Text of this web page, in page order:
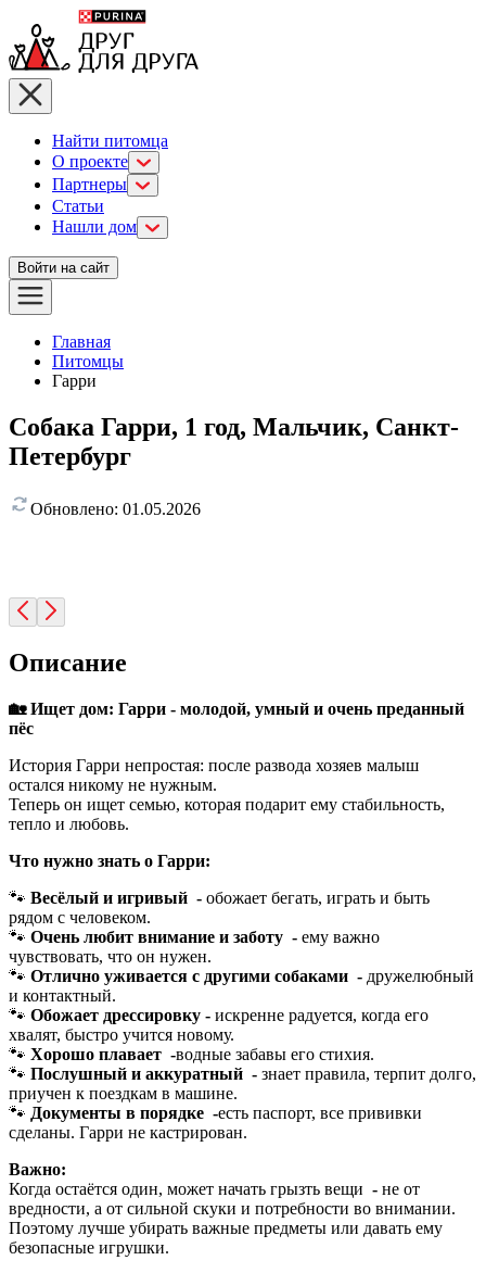
Найти питомца
О проекте
Партнеры
Статьи
Нашли дом
Войти на сайт
Главная
Питомцы
Гарри
Собака Гарри, 1 год, Мальчик, Санкт-
Петербург
Обновлено: 01.05.2026
Описание
🏡 Ищет дом: Гарри - молодой, умный и очень преданный
пёс
История Гарри непростая: после развода хозяев малыш
остался никому не нужным.
Теперь он ищет семью, которая подарит ему стабильность,
тепло и любовь.
Что нужно знать о Гарри:
🐾 Весёлый и игривый - обожает бегать, играть и быть
рядом с человеком.
🐾 Очень любит внимание и заботу - ему важно
чувствовать, что он нужен.
🐾 Отлично уживается с другими собаками - дружелюбный
и контактный.
🐾 Обожает дрессировку - искренне радуется, когда его
хвалят, быстро учится новому.
🐾 Хорошо плавает -водные забавы его стихия.
🐾 Послушный и аккуратный - знает правила, терпит долго,
приучен к поездкам в машине.
🐾 Документы в порядке -есть паспорт, все прививки
сделаны. Гарри не кастрирован.
Важно:
Когда остаётся один, может начать грызть вещи - не от
вредности, а от сильной скуки и потребности во внимании.
Поэтому лучше убирать важные предметы или давать ему
безопасные игрушки.